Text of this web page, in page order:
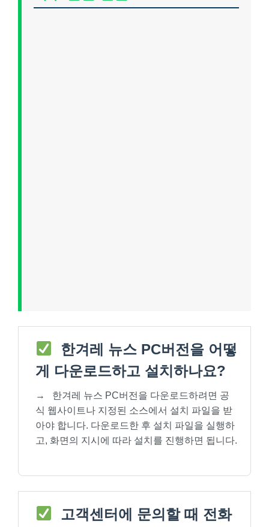
한겨레 뉴스 PC버전을 어떻
게 다운로드하고 설치하나요?
→
한겨레 뉴스 PC버전을 다운로드하려면 공
식 웹사이트나 지정된 소스에서 설치 파일을 받
아야 합니다. 다운로드한 후 설치 파일을 실행하
고, 화면의 지시에 따라 설치를 진행하면 됩니다.
고객센터에 문의할 때 전화